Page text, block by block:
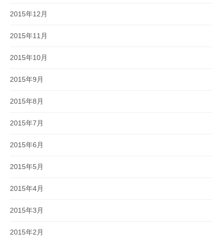
2015年12月
2015年11月
2015年10月
2015年9月
2015年8月
2015年7月
2015年6月
2015年5月
2015年4月
2015年3月
2015年2月